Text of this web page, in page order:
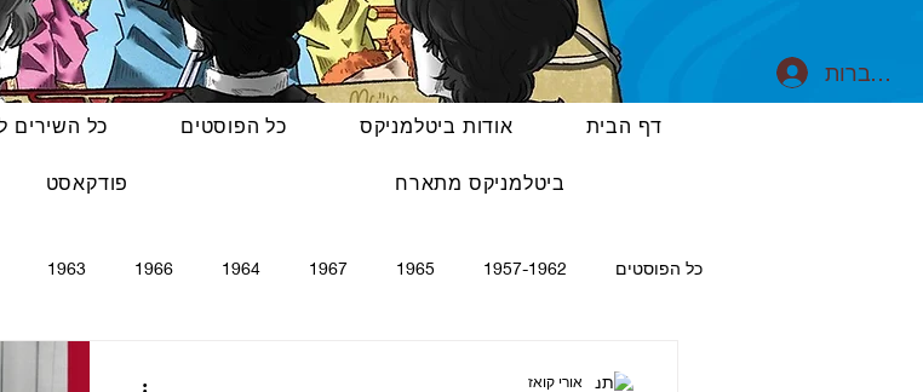
דף הבית אודות ביטלמניקס כל הפוסטים כל השירים
ביטלמניקס מתארח פודקאסט
כל הפוסטים 1957-1962
1965
1967
1964
1966
1963
אורי קואז